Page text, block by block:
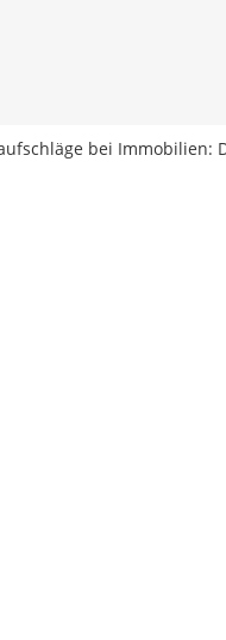
bei Immobilien: